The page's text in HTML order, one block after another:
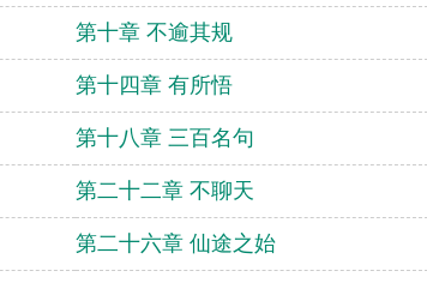
第十章 不逾其规
第十四章 有所悟
第十八章 三百名句
第二十二章 不聊天
第二十六章 仙途之始